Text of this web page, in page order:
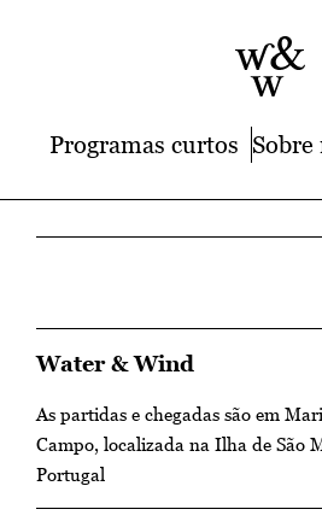
Programas curtos Sobre
Water & Wind
As partidas e chegadas são em
Campo, localizada na Ilha de São
Portugal